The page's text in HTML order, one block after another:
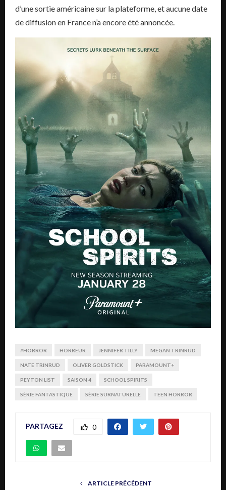
d’une sortie américaine sur la plateforme, et aucune date
de diffusion en France n’a encore été annoncée.
#HORROR HORREUR JENNIFER TILLY MEGAN TRINRUD
NATE TRINRUD OLIVER GOLDSTICK PARAMOUNT+
PEYTON LIST SAISON 4 SCHOOL SPIRITS
SÉRIE FANTASTIQUE SÉRIE SURNATURELLE TEEN HORROR
PARTAGEZ 0
ARTICLE PRÉCÉDENT